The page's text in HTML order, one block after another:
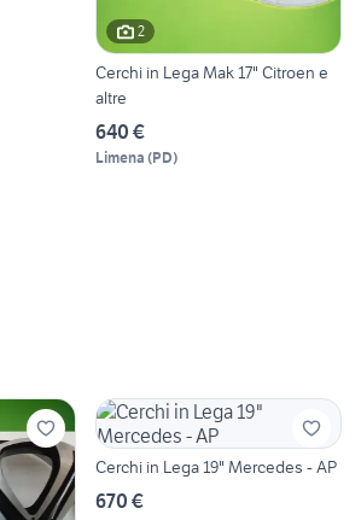
2
Cerchi in Lega Mak 17" Citroen e
altre
640 €
Limena (PD)
Cerchi in Lega 19" Mercedes - AP
670 €